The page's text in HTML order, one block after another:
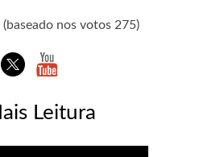
nos votos 275)
Leitura